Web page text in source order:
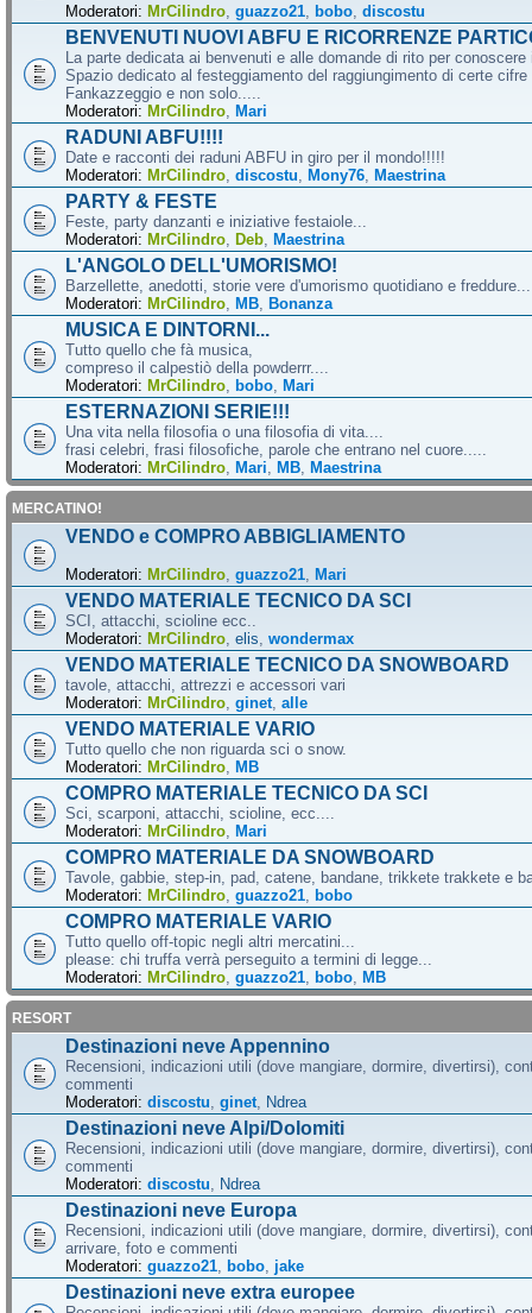
Moderatori: MrCilindro guazzo21 bobo discostu
BENVENUTI NUOVI ABFU E RICORRENZE
La parte dedicata ai benvenuti e alle domande di rito per
Spazio dedicato al festeggiamento del raggiungimento di certe cifre
Fankazzeggio e non solo.....
Moderatori: MrCilindro Mari
RADUNI ABFU!!!!
Date e racconti dei raduni ABFU in giro per il mondo!!!!!
Moderatori: MrCilindro discostu Mony76 Maestrina
PARTY & FESTE
Feste, party danzanti e iniziative festaiole...
Moderatori: MrCilindro Deb Maestrina
L'ANGOLO DELL'UMORISMO!
Barzellette, anedotti, storie vere d'umorismo quotidiano e
Moderatori: MrCilindro MB Bonanza
MUSICA E DINTORNI...
Tutto quello che fà musica,
compreso il calpestiò della powderrr....
Moderatori: MrCilindro bobo Mari
ESTERNAZIONI SERIE!!!
Una vita nella filosofia o una filosofia di vita....
frasi celebri, frasi filosofiche, parole che entrano nel cuore.....
Moderatori: MrCilindro Mari MB Maestrina
MERCATINO!
VENDO e COMPRO ABBIGLIAMENTO
Moderatori: MrCilindro guazzo21 Mari
VENDO MATERIALE TECNICO DA SCI
SCI, attacchi, scioline ecc..
Moderatori: MrCilindro elis wondermax
VENDO MATERIALE TECNICO DA SNOWBOARD
tavole, attacchi, attrezzi e accessori vari
Moderatori: MrCilindro ginet alle
VENDO MATERIALE VARIO
Tutto quello che non riguarda sci o snow.
Moderatori: MrCilindro MB
COMPRO MATERIALE TECNICO DA SCI
Sci, scarponi, attacchi, scioline, ecc....
Moderatori: MrCilindro Mari
COMPRO MATERIALE DA SNOWBOARD
Tavole, gabbie, step-in, pad, catene, bandane, trikkete trakkete e
Moderatori: MrCilindro guazzo21 bobo
COMPRO MATERIALE VARIO
Tutto quello off-topic negli altri mercatini...
please: chi truffa verrà perseguito a termini di legge...
Moderatori: MrCilindro guazzo21 bobo MB
RESORT
Destinazioni neve Appennino
Recensioni, indicazioni utili (dove mangiare, dormire, divertirsi),
commenti
Moderatori: discostu ginet Ndrea
Destinazioni neve Alpi/Dolomiti
Recensioni, indicazioni utili (dove mangiare, dormire, divertirsi),
commenti
Moderatori: discostu Ndrea
Destinazioni neve Europa
Recensioni, indicazioni utili (dove mangiare, dormire, divertirsi),
arrivare, foto e commenti
Moderatori: guazzo21 bobo jake
Destinazioni neve extra europee